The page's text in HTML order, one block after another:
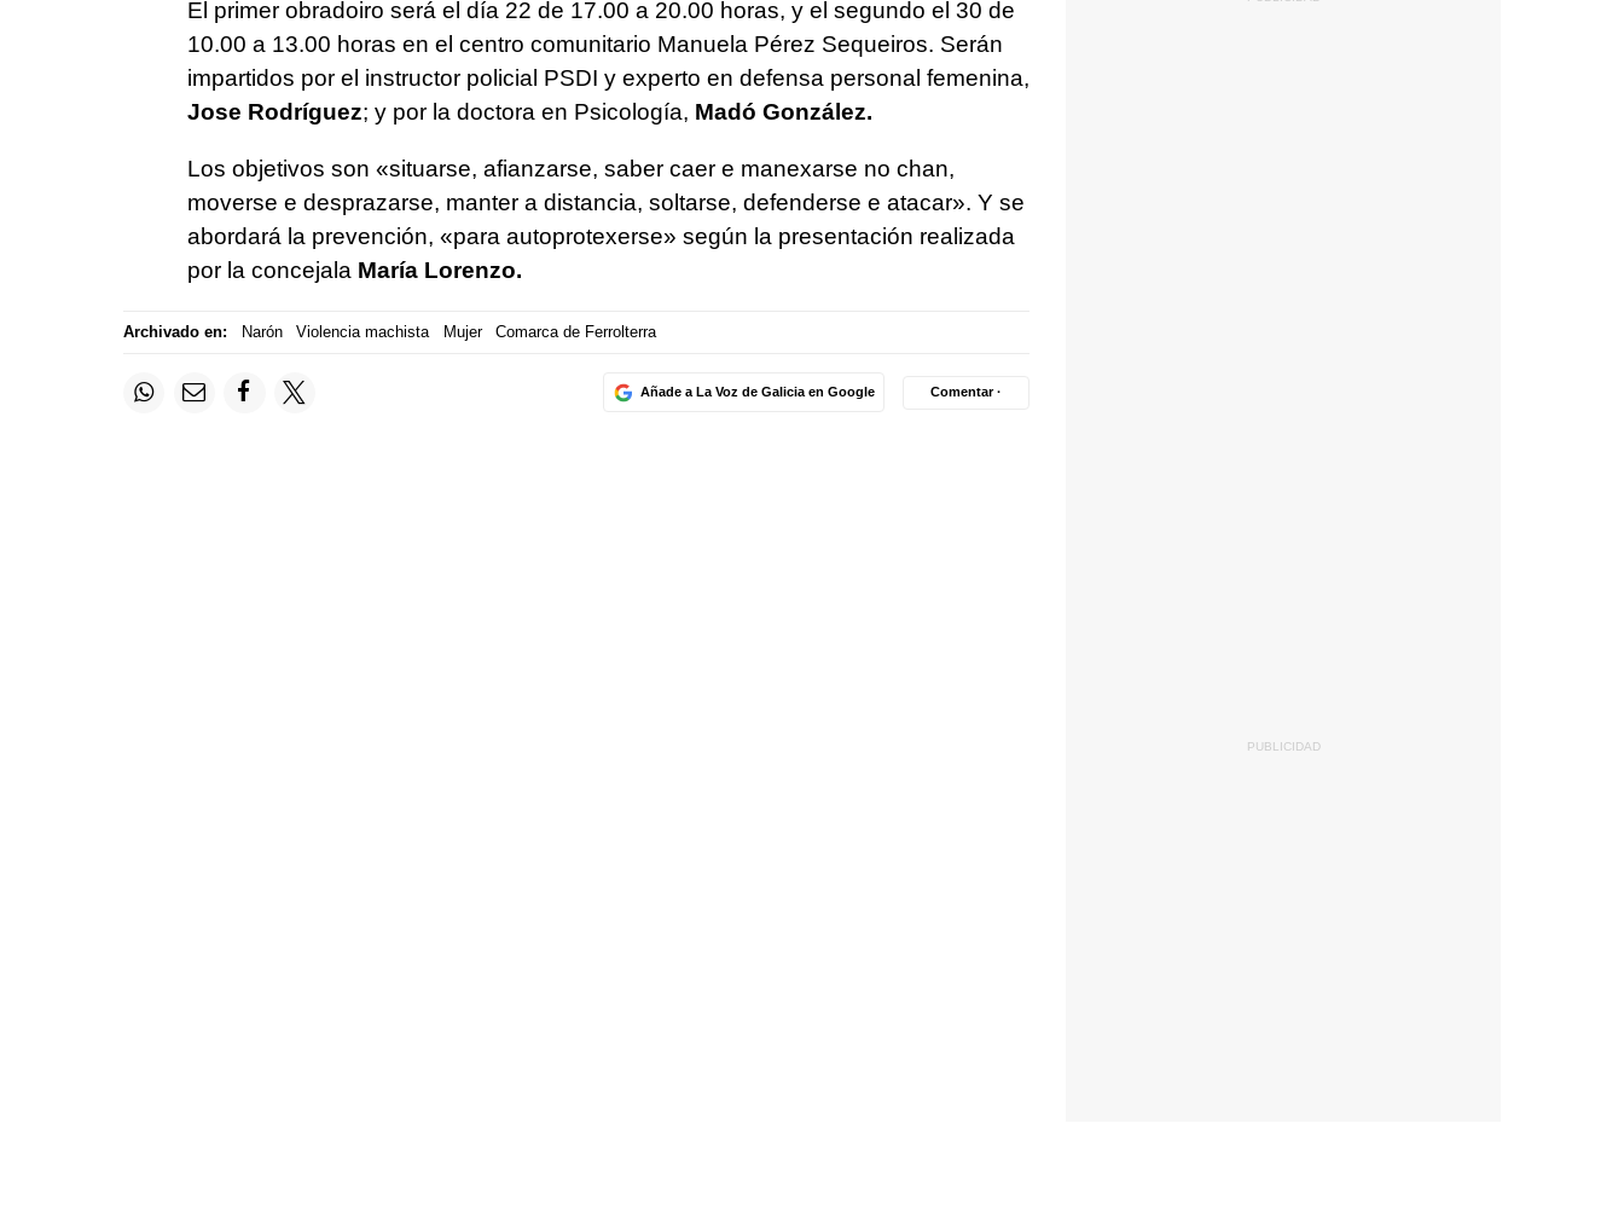
El primer obradoiro será el día 22 de 17.00 a 20.00 horas, y el segundo el 30 de
10.00 a 13.00 horas en el centro comunitario Manuela Pérez Sequeiros. Serán
impartidos por el instructor policial PSDI y experto en defensa personal femenina,
Jose Rodríguez; y por la doctora en Psicología, Madó González.
Los objetivos son «situarse, afianzarse, saber caer e manexarse no chan,
moverse e desprazarse, manter a distancia, soltarse, defenderse e atacar». Y se
abordará la prevención, «para autoprotexerse» según la presentación realizada
por la concejala María Lorenzo.
Archivado en: Narón Violencia machista Mujer Comarca de Ferrolterra
Añade a La Voz de Galicia en Google Comentar ·